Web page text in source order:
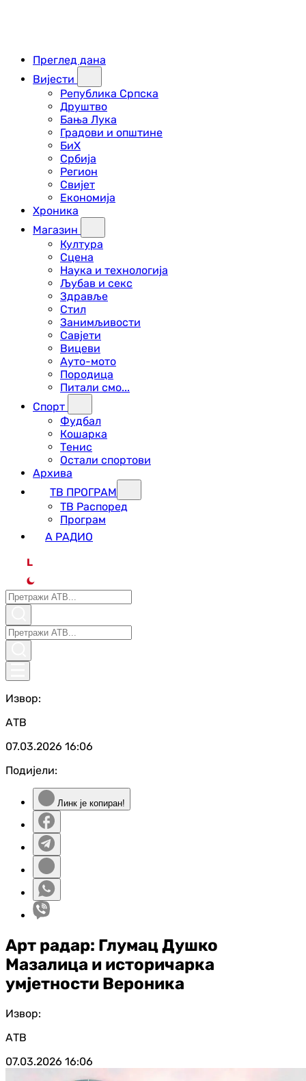
Преглед дана
Вијести
Република Српска
Друштво
Бања Лука
Градови и општине
БиХ
Србија
Регион
Свијет
Економија
Хроника
Магазин
Култура
Сцена
Наука и технологија
Љубав и секс
Здравље
Стил
Занимљивости
Савјети
Вицеви
Ауто-мото
Породица
Питали смо...
Спорт
Фудбал
Кошарка
Тенис
Остали спортови
Архива
ТВ ПРОГРАМ
ТВ Распоред
Програм
А РАДИО
L
Извор:
АТВ
07.03.2026 16:06
Подијели:
Линк је копиран!
Арт радар: Глумац Душко
Мазалица и историчарка
умјетности Вероника
Извор:
АТВ
07.03.2026 16:06